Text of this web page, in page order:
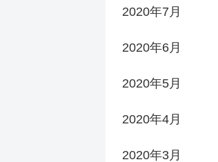
2020年7月
2020年6月
2020年5月
2020年4月
2020年3月